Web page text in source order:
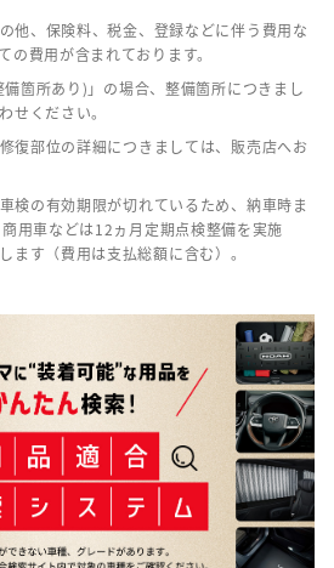
他、保険料、税金、登録などに伴う費用な
の費用が含まれております。
箇所あり)」の場合、整備箇所につきまし
せください。
復部位の詳細につきましては、販売店へお
検の有効期限が切れているため、納車時ま
用車などは12ヵ月定期点検整備を実施
ます（費用は支払総額に含む）。